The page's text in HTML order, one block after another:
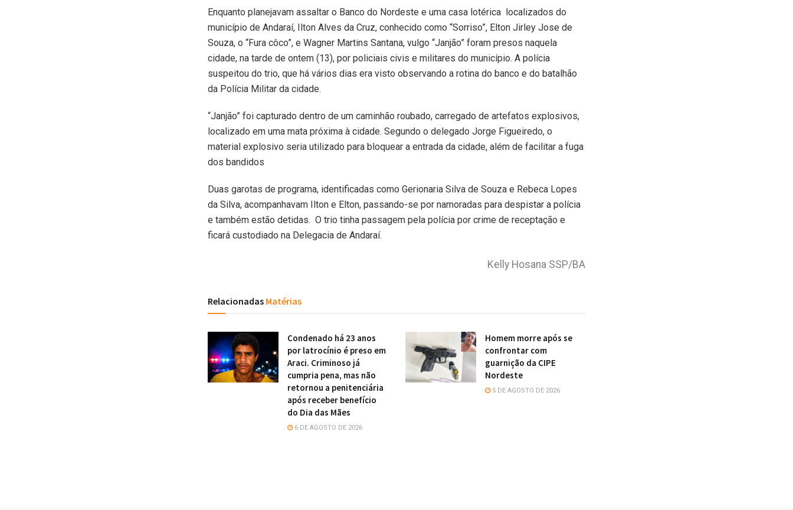
Enquanto planejavam assaltar o Banco do Nordeste e uma casa lotérica localizados do
município de Andaraí, Ilton Alves da Cruz, conhecido como “Sorriso”, Elton Jirley Jose de
Souza, o “Fura côco”, e Wagner Martins Santana, vulgo “Janjão” foram presos naquela
cidade, na tarde de ontem (13), por policiais civis e militares do município. A polícia
suspeitou do trio, que há vários dias era visto observando a rotina do banco e do batalhão
da Polícia Militar da cidade.
“Janjão” foi capturado dentro de um caminhão roubado, carregado de artefatos explosivos,
localizado em uma mata próxima à cidade. Segundo o delegado Jorge Figueiredo, o
material explosivo seria utilizado para bloquear a entrada da cidade, além de facilitar a fuga
dos bandidos
Duas garotas de programa, identificadas como Gerionaria Silva de Souza e Rebeca Lopes
da Silva, acompanhavam Ilton e Elton, passando-se por namoradas para despistar a polícia
e também estão detidas. O trio tinha passagem pela polícia por crime de receptação e
ficará custodiado na Delegacia de Andaraí.
Kelly Hosana SSP/BA
Relacionadas Matérias
Condenado há 23 anos
por latrocínio é preso em
Araci. Criminoso já
cumpria pena, mas não
retornou a penitenciária
após receber benefício
do Dia das Mães
6 DE AGOSTO DE 2026
Homem morre após se
confrontar com
guarnição da CIPE
Nordeste
5 DE AGOSTO DE 2026